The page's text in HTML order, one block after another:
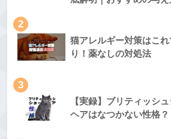
2
猫アレルギー対策はこれ
り！薬なしの対処法
3
【実録】ブリティッシ
ヘアはなつかない性格？